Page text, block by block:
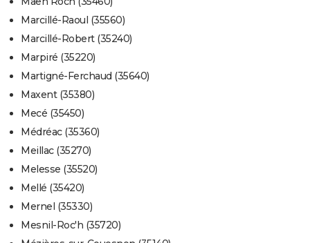
Marcillé-Raoul (35560)
Marcillé-Robert (35240)
Marpiré (35220)
Martigné-Ferchaud (35640)
Maxent (35380)
Mecé (35450)
Médréac (35360)
Meillac (35270)
Melesse (35520)
Mellé (35420)
Mernel (35330)
Mesnil-Roc'h (35720)